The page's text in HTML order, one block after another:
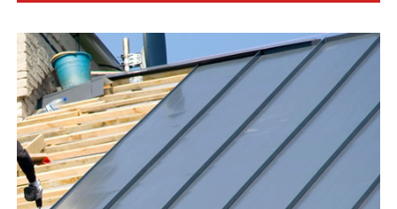
Chez couvreur Callevaert Eugene 92, nous allions à notre
travail une grande compétence et une réussite accrue.
L’exécution d’un projet de couverture est toujours
confrontée à des soucis, cependant notre équipe a toujours
su faire face. Les risques de travail sont les risques de la
hauteur : risque de glissade, travail en hauteur,
complication dans les interventions, etc.